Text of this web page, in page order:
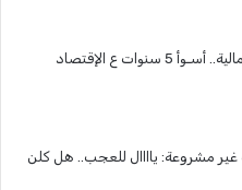
5 سـنوات وجيريل وزير مالية.. أسـوأ 5 سنوات ع الإقتصاد
مشروعة: ياااال للعجب.. هل كلن